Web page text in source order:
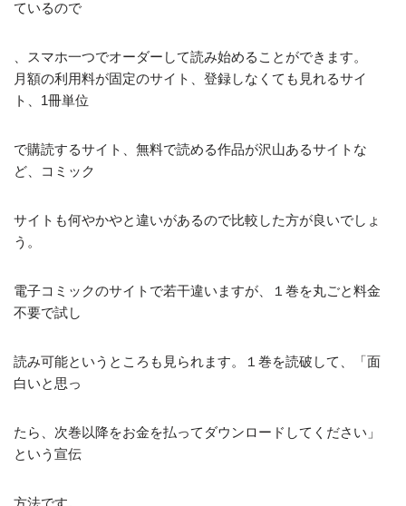
ているので
、スマホ一つでオーダーして読み始めることができます。
月額の利用料が固定のサイト、登録しなくても見れるサイ
ト、1冊単位
で購読するサイト、無料で読める作品が沢山あるサイトな
ど、コミック
サイトも何やかやと違いがあるので比較した方が良いでしょ
う。
電子コミックのサイトで若干違いますが、１巻を丸ごと料金
不要で試し
読み可能というところも見られます。１巻を読破して、「面
白いと思っ
たら、次巻以降をお金を払ってダウンロードしてください」
という宣伝
方法です。